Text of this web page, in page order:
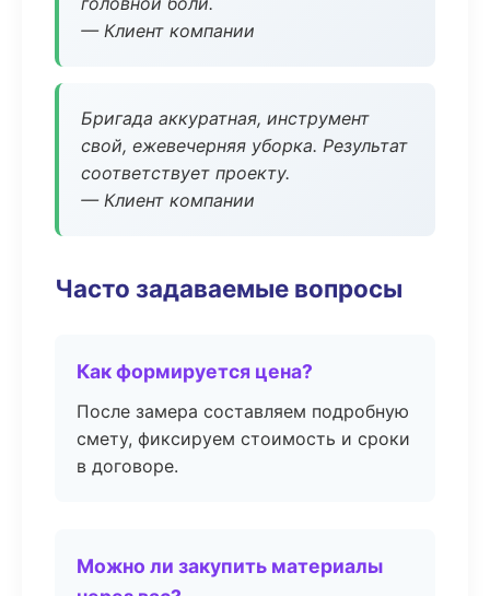
— Клиент компании
Бригада аккуратная, инструмент
свой, ежевечерняя уборка. Результат
соответствует проекту.
— Клиент компании
Часто задаваемые вопросы
Как формируется цена?
После замера составляем подробную
смету, фиксируем стоимость и сроки
в договоре.
Можно ли закупить материалы